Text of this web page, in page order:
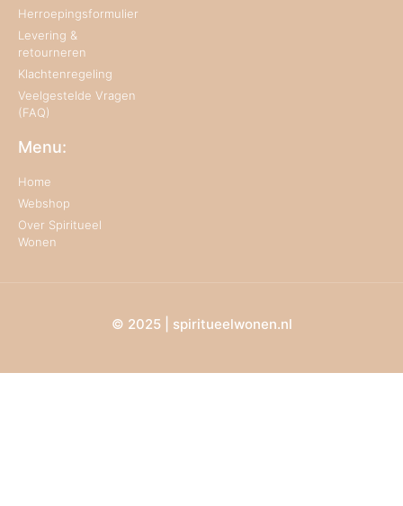
Herroepingsformulier
Levering &
retourneren
Klachtenregeling
Veelgestelde Vragen
(FAQ)
Menu:
Home
Webshop
Over Spiritueel
Wonen
© 2025 | spiritueelwonen.nl